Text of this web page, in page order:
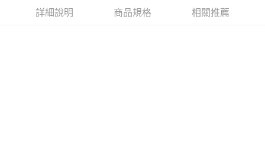
詳細說明 商品規格 相關推薦